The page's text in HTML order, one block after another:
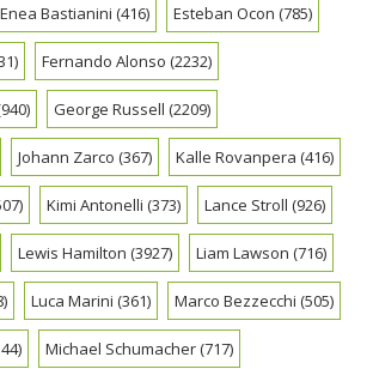
Enea Bastianini (416) Esteban Ocon (785)
Fernando Alonso (2232)
George Russell (2209)
Johann Zarco (367) Kalle Rovanpera (416)
Kimi Antonelli (373) Lance Stroll (926)
Lewis Hamilton (3927) Liam Lawson (716)
Luca Marini (361) Marco Bezzecchi (505)
Michael Schumacher(717)